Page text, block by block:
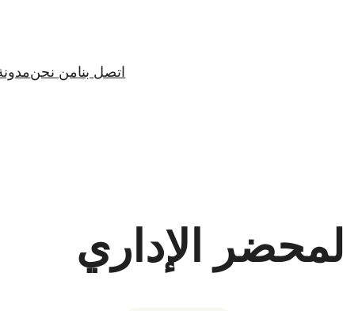
اتصل بنامن نحن
المحضر الإداري